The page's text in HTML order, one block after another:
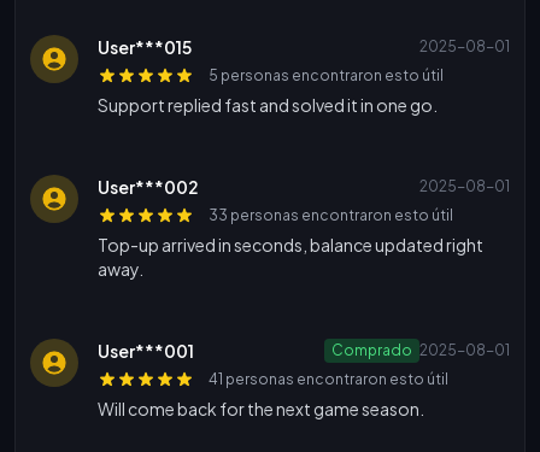
User***015
2025-08-01
5 personas encontraron esto útil
Support replied fast and solved it in one go.
User***002
2025-08-01
33 personas encontraron esto útil
Top-up arrived in seconds, balance updated right
away.
User***001 Comprado 2025-08-01
41 personas encontraron esto útil
Will come back for the next game season.